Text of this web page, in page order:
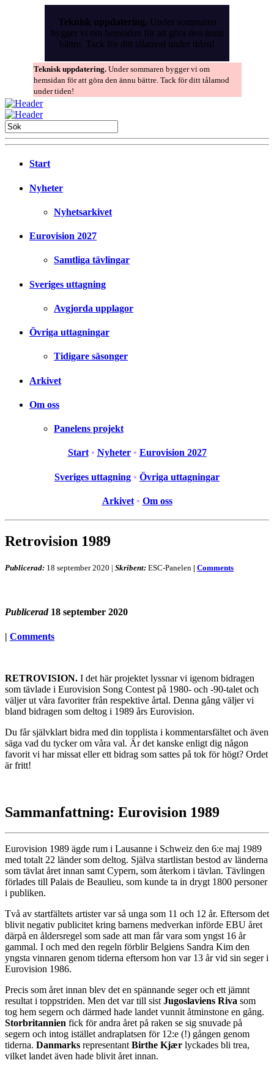
Teknisk uppdatering. Under sommaren
bygger vi om hemsidan för att göra den ännu
bättre. Tack för ditt tålamod under tiden!
Teknisk uppdatering. Under sommaren bygger vi om
hemsidan för att göra den ännu bättre. Tack för ditt tålamod
under tiden!
Start
Nyheter
Nyhetsarkivet
Eurovision 2027
Samtliga tävlingar
Sveriges uttagning
Avgjorda upplagor
Övriga uttagningar
Tidigare säsonger
Arkivet
Om oss
Panelens projekt
Start • Nyheter • Eurovision 2027
Sveriges uttagning • Övriga uttagningar
Arkivet • Om oss
Retrovision 1989
Publicerad: 18 september 2020 | Skribent: ESC-Panelen | Comments
Publicerad 18 september 2020
| Comments
RETROVISION. I det här projektet lyssnar vi igenom bidragen
som tävlade i Eurovision Song Contest på 1980- och -90-talet och
väljer ut våra favoriter från respektive årtal. Denna gång väljer vi
bland bidragen som deltog i 1989 års Eurovision.
Du får självklart bidra med din topplista i kommentarsfältet och även
säga vad du tycker om våra val. Är det kanske enligt dig någon
favorit vi har missat eller ett bidrag som sattes på tok för högt? Ordet
är fritt!
Sammanfattning: Eurovision 1989
Eurovision 1989 ägde rum i Lausanne i Schweiz den 6:e maj 1989
med totalt 22 länder som deltog. Själva startlistan bestod av länderna
som tävlat året innan samt Cypern, som återkom i tävlan. Tävlingen
förlades till Palais de Beaulieu, som kunde ta in drygt 1800 personer
i publiken.
Två av startfältets artister var så unga som 11 och 12 år. Eftersom det
blivit negativ publicitet kring barnens medverkan införde EBU året
därpå en åldersregel som sade att man får vara som yngst 16 år
gammal. I och med den regeln förblir Belgiens Sandra Kim den
yngsta vinnaren genom tiderna eftersom hon var 13 år vid sin seger i
Eurovision 1986.
Precis som året innan blev det en spännande seger och ett jämnt
resultat i toppstriden. Men det var till sistJugoslaviens Riva som
tog hem segern och därmed hade landet vunnit åtminstone en gång.
Storbritannien fick för andra året på raken se sig snuvade på
segern och intog istället andraplatsen för 12:e (!) gången genom
tiderna. Danmarks representantBirthe Kjær lyckades bli trea,
vilket landet även hade blivit året innan.